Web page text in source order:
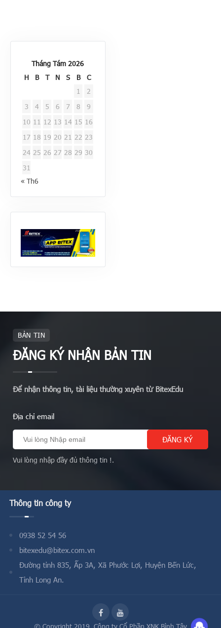
Tháng Tám 2026
H
B T N S B
C
1
2
3
4 5 6 7 8
9
10 11 12 13 14 15 16
17 18 19 20 21 22 23
24 25 26 27 28 29 30
31
« Th6
BẢN TIN
ĐĂNG KÝ NHẬN BẢN TIN
Để nhận thông tin, tài liệu thường xuyên từ BitexEdu
Địa chỉ email
Vui lòng nhập đầy đủ thông tin !.
Thông tin công ty
0938 52 54 56
bitexedu@bitex.com.vn
Đường tỉnh 835, Ấp 3A, Xã Phước Lợi, Huyện Bến Lức,
Tỉnh Long An.